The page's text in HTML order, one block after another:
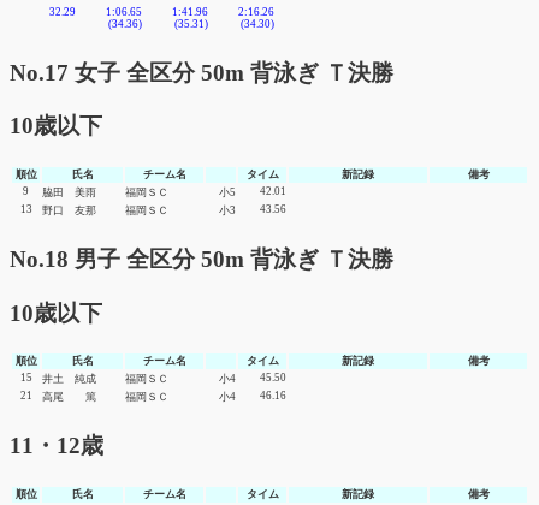
32.29
1:06.65
(34.36)
1:41.96
(35.31)
2:16.26
(34.30)
No.17 女子 全区分 50m 背泳ぎ Ｔ決勝
10歳以下
順位 氏名 チーム名 タイム 新記録
備考
9
脇田 美雨 福岡ＳＣ 小5
42.01
13
野口 友那 福岡ＳＣ 小3 43.56
No.18 男子 全区分 50m 背泳ぎ Ｔ決勝
10歳以下
順位 氏名 チーム名 タイム 新記録
備考
15
井土 純成 福岡ＳＣ 小4
45.50
21
高尾 篤 福岡ＳＣ 小4 46.16
11・12歳
順位 氏名 チーム名 タイム 新記録
備考